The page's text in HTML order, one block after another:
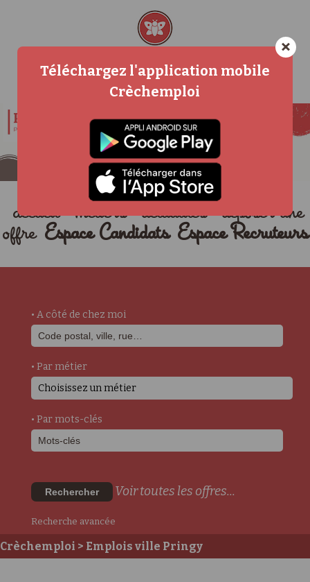
accueil métiers actualités
déposer une
offre Espace Candidats Espace Recruteurs
• A côté de chez moi
• Par métier
Choisissez un métier
• Par mots-clés
Rechercher Voir toutes les offres...
Recherche avancée
Crèchemploi > Emplois ville Pringy
×
Téléchargez l'application mobile
Crèchemploi